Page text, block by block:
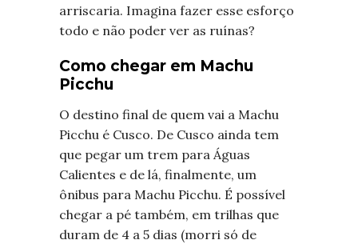
arriscaria. Imagina fazer esse esforço
todo e não poder ver as ruínas?
Como chegar em Machu
Picchu
O destino final de quem vai a Machu
Picchu é Cusco. De Cusco ainda tem
que pegar um trem para Águas
Calientes e de lá, finalmente, um
ônibus para Machu Picchu. É possível
chegar a pé também, em trilhas que
duram de 4 a 5 dias (morri só de